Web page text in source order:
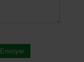
Envoyer